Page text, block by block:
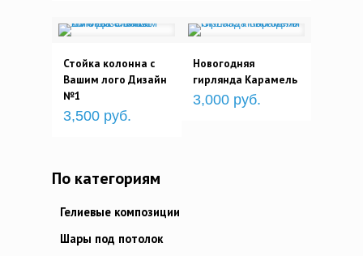
Стойка колонна с
Вашим лого Дизайн
№1
3,500 руб.
Новогодняя
гирлянда Карамель
3,000 руб.
По категориям
Гелиевые композиции
Шары под потолок